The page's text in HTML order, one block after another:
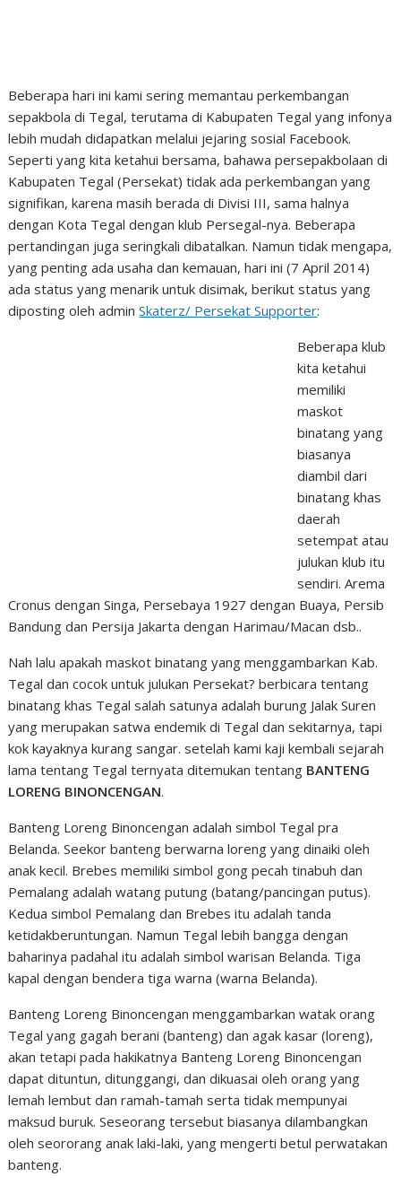
Beberapa hari ini kami sering memantau perkembangan
sepakbola di Tegal, terutama di Kabupaten Tegal yang infonya
lebih mudah didapatkan melalui jejaring sosial Facebook.
Seperti yang kita ketahui bersama, bahawa persepakbolaan di
Kabupaten Tegal (Persekat) tidak ada perkembangan yang
signifikan, karena masih berada di Divisi III, sama halnya
dengan Kota Tegal dengan klub Persegal-nya. Beberapa
pertandingan juga seringkali dibatalkan. Namun tidak mengapa,
yang penting ada usaha dan kemauan, hari ini (7 April 2014)
ada status yang menarik untuk disimak, berikut status yang
diposting oleh adminSkaterz/ Persekat Supporter:
Beberapa klub
kita ketahui
memiliki
maskot
binatang yang
biasanya
diambil dari
binatang khas
daerah
setempat atau
julukan klub itu
sendiri. Arema
Cronus dengan Singa, Persebaya 1927 dengan Buaya, Persib
Bandung dan Persija Jakarta dengan Harimau/Macan dsb..
Nah lalu apakah maskot binatang yang menggambarkan Kab.
Tegal dan cocok untuk julukan Persekat? berbicara tentang
binatang khas Tegal salah satunya adalah burung Jalak Suren
yang merupakan satwa endemik di Tegal dan sekitarnya, tapi
kok kayaknya kurang sangar. setelah kami kaji kembali sejarah
lama tentang Tegal ternyata ditemukan tentang BANTENG
LORENG BINONCENGAN.
Banteng Loreng Binoncengan adalah simbol Tegal pra
Belanda. Seekor banteng berwarna loreng yang dinaiki oleh
anak kecil. Brebes memiliki simbol gong pecah tinabuh dan
Pemalang adalah watang putung (batang/pancingan putus).
Kedua simbol Pemalang dan Brebes itu adalah tanda
ketidakberuntungan. Namun Tegal lebih bangga dengan
baharinya padahal itu adalah simbol warisan Belanda. Tiga
kapal dengan bendera tiga warna (warna Belanda).
Banteng Loreng Binoncengan menggambarkan watak orang
Tegal yang gagah berani (banteng) dan agak kasar (loreng),
akan tetapi pada hakikatnya Banteng Loreng Binoncengan
dapat dituntun, ditunggangi, dan dikuasai oleh orang yang
lemah lembut dan ramah-tamah serta tidak mempunyai
maksud buruk. Seseorang tersebut biasanya dilambangkan
oleh seororang anak laki-laki, yang mengerti betul perwatakan
banteng.